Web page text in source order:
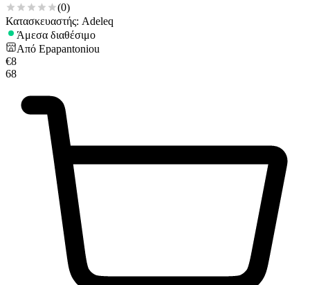
(0)
Κατασκευαστής: Adeleq
Άμεσα διαθέσιμο
Από Epapantoniou
€8
68